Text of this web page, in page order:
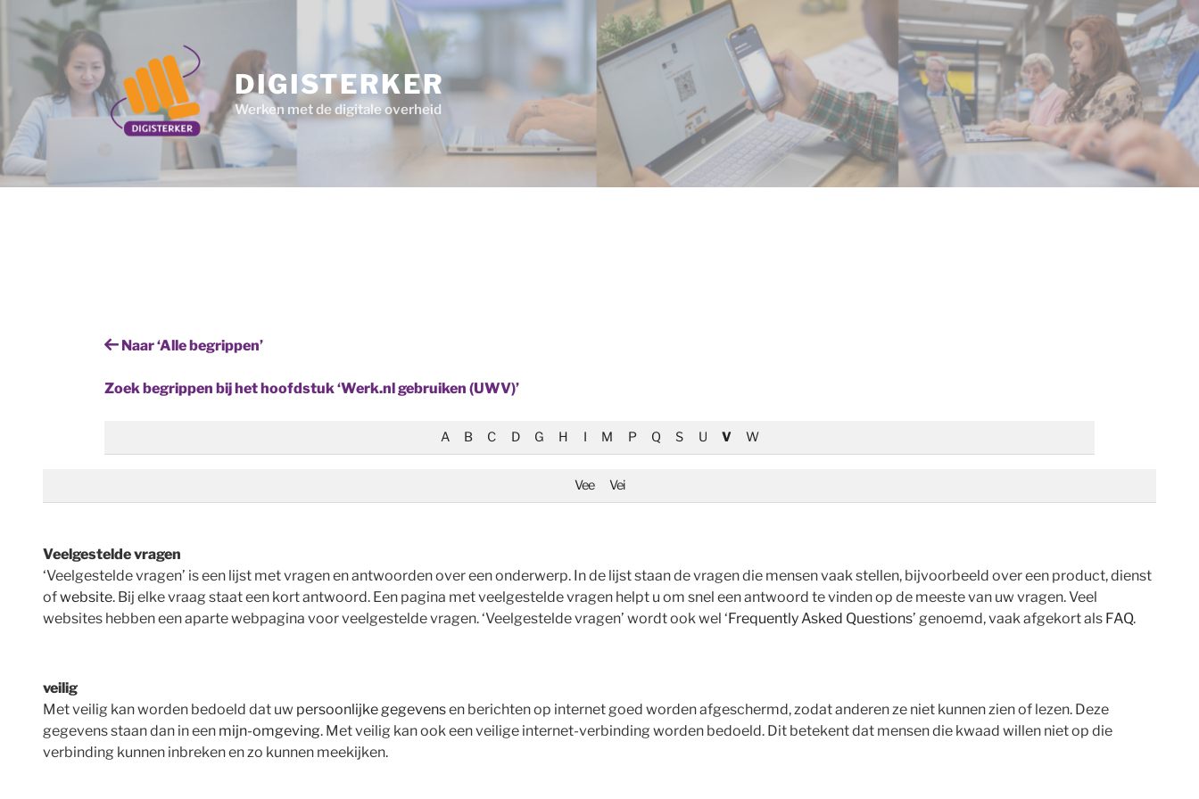
naar
inhoud
DIGISTERKER
Werken met de digitale overheid
Naar ‘Alle begrippen’
Zoek begrippen bij het hoofdstuk ‘Werk.nl gebruiken (UWV)’
A B C D G H I M P Q S U V W
Vee Vei
Veelgestelde vragen
‘Veelgestelde vragen’ is een lijst met vragen en antwoorden over een onderwerp. In de lijst staan de vragen die mensen vaak stellen, bijvoorbeeld over een product, dienst
ofwebsite. Bij elke vraag staat een kort antwoord. Een pagina met veelgestelde vragen helpt u om snel een antwoord te vinden op de meeste van uw vragen. Veel
websites hebben een aparte webpagina voor veelgestelde vragen. ‘Veelgestelde vragen’ wordt ook wel ‘Frequently Asked Questions’ genoemd, vaak afgekort als FAQ.
veilig
Met veilig kan worden bedoeld dat uw persoonlijke gegevensen berichten op internet goed worden afgeschermd, zodat anderen ze niet kunnen zien of lezen. Deze
gegevens staan dan in een mijn-omgeving. Met veilig kan ook een veilige internet-verbinding worden bedoeld. Dit betekent dat mensen die kwaad willen niet op die
verbinding kunnen inbreken en zo kunnen meekijken.